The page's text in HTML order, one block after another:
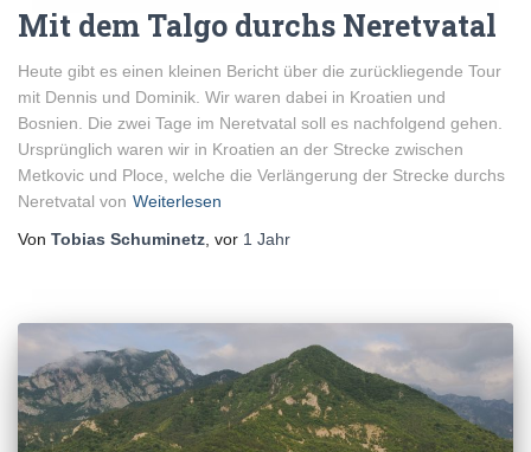
Mit dem Talgo durchs Neretvatal
Heute gibt es einen kleinen Bericht über die zurückliegende Tour
mit Dennis und Dominik. Wir waren dabei in Kroatien und
Bosnien. Die zwei Tage im Neretvatal soll es nachfolgend gehen.
Ursprünglich waren wir in Kroatien an der Strecke zwischen
Metkovic und Ploce, welche die Verlängerung der Strecke durchs
Neretvatal von Weiterlesen
Von Tobias Schuminetz , vor 1 Jahr